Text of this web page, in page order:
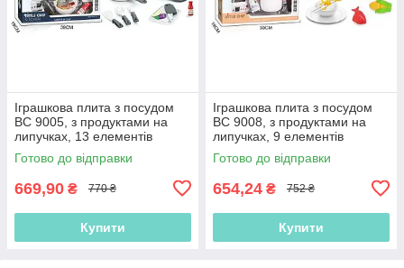
Іграшкова плита з посудом
BC 9005, з продуктами на
липучках, 13 елементів
Готово до відправки
669,90 ₴ 770 ₴
Купити
Іграшкова плита з посудом
BC 9008, з продуктами на
липучках, 9 елементів
Готово до відправки
654,24 ₴ 752 ₴
Купити